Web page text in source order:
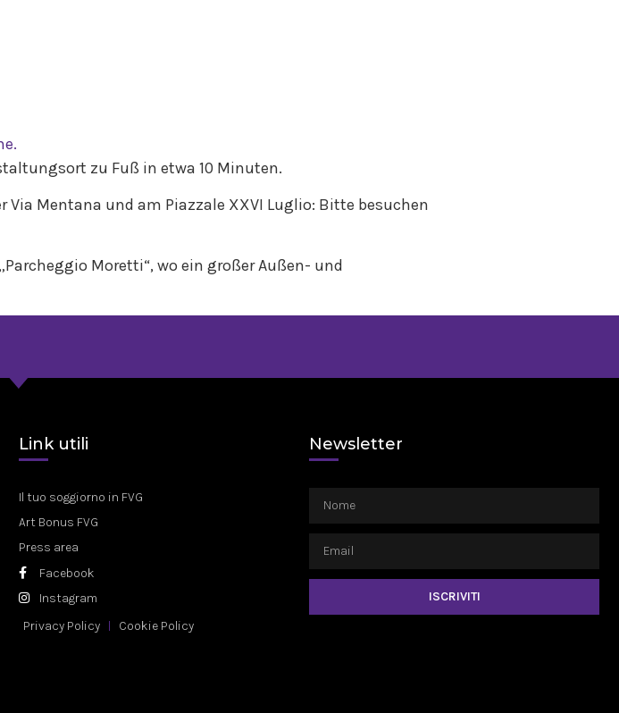
zu Fuß in etwa 10 Minuten.
Mentana und am Piazzale XXVI Luglio: Bitte besuchen
Moretti“, wo ein großer Außen- und
Link utili
Il tuo soggiorno in FVG
Art Bonus FVG
Press area
Facebook
Instagram
Privacy Policy
Cookie Policy
Newsletter
ISCRIVITI